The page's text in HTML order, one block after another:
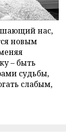
нас,
новым
– быть
судьбы,
слабым,